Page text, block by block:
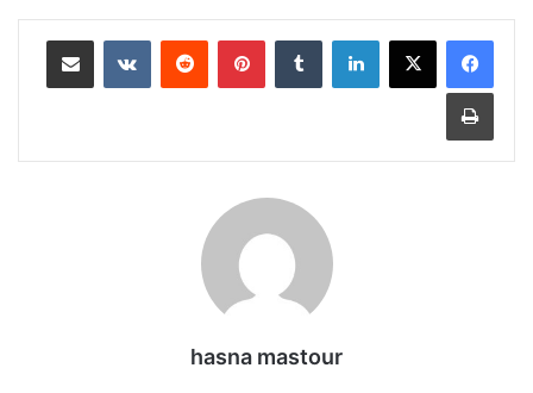
لينكدإن بينتيريست مشاركة عبر البريد
طباعة
hasna mastour